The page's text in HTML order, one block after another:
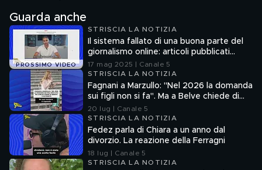
Guarda anche
PROSSIMO VIDEO
STRISCIA LA NOTIZIA
Il sistema fallato di una buona parte del
giornalismo online: articoli pubblicati
senza la verifica delle fonti
17 mag 2025 | Canale 5
STRISCIA LA NOTIZIA
Fagnani a Marzullo: "Nel 2026 la domanda
sui figli non si fa". Ma a Belve chiede di
aborto e maternità
20 lug | Canale 5
STRISCIA LA NOTIZIA
Fedez parla di Chiara a un anno dal
divorzio. La reazione della Ferragni
18 lug | Canale 5
STRISCIA LA NOTIZIA